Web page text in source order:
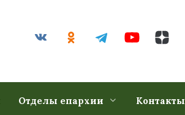
Отделы епархии Контакты